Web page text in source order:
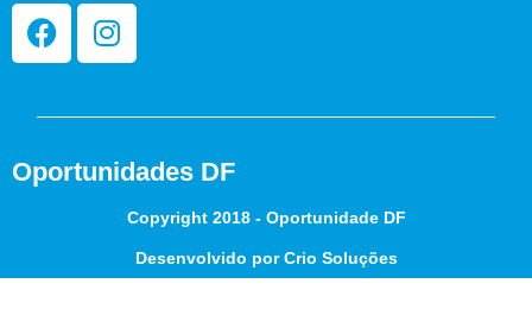
Oportunidades DF
Copyright 2018 - Oportunidade DF
Desenvolvido por Crio Soluções